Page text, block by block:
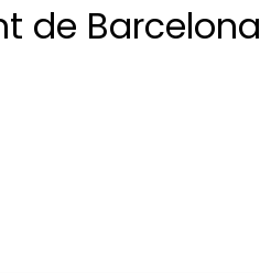
de Barcelona